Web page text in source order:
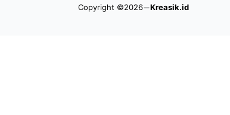
Copyright ©2026 Kreasik.id